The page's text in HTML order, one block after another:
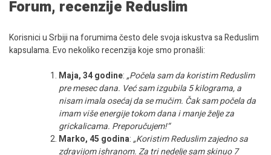
Forum, recenzije Reduslim
Korisnici u Srbiji na forumima često dele svoja iskustva sa Reduslim
kapsulama. Evo nekoliko recenzija koje smo pronašli:
Maja, 34 godine:„Počela sam da koristim Reduslim
pre mesec dana. Već sam izgubila 5 kilograma, a
nisam imala osećaj da se mučim. Čak sam počela da
imam više energije tokom dana i manje želje za
grickalicama. Preporučujem!“
Marko, 45 godina:„Koristim Reduslim zajedno sa
zdravijom ishranom. Za tri nedelje sam skinuo 7